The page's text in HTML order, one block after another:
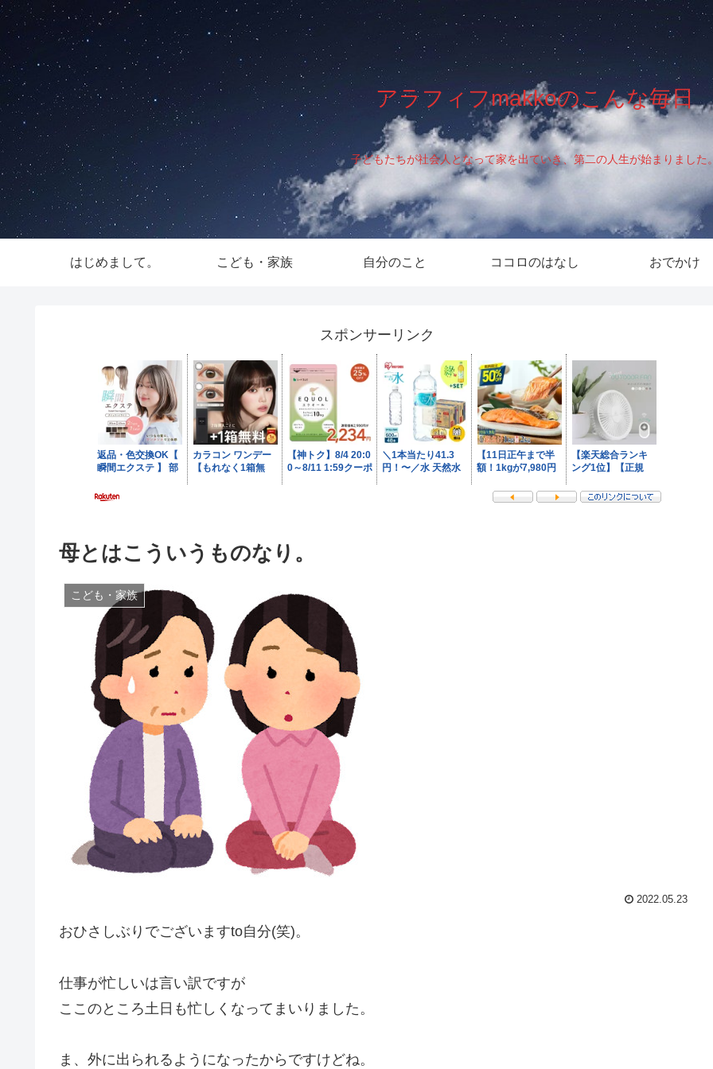
アラフィフmakkoのこんな毎日
子どもたちが社会人となって家を出ていき、第二の人生が始まりました。
はじめまして。 こども・家族 自分のこと ココロのはなし おでかけ
スポンサーリンク
母とはこういうものなり。
こども・家族
2022.05.23
おひさしぶりでございますto自分(笑)。
仕事が忙しいは言い訳ですが
ここのところ土日も忙しくなってまいりました。
ま、外に出られるようになったからですけどね。